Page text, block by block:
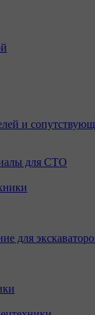
и
для СТО
для